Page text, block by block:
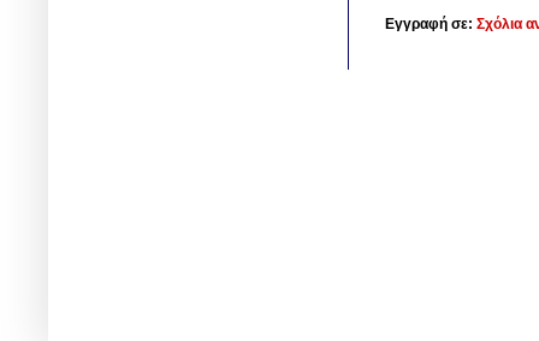
Εγγραφή σε: Σχόλια